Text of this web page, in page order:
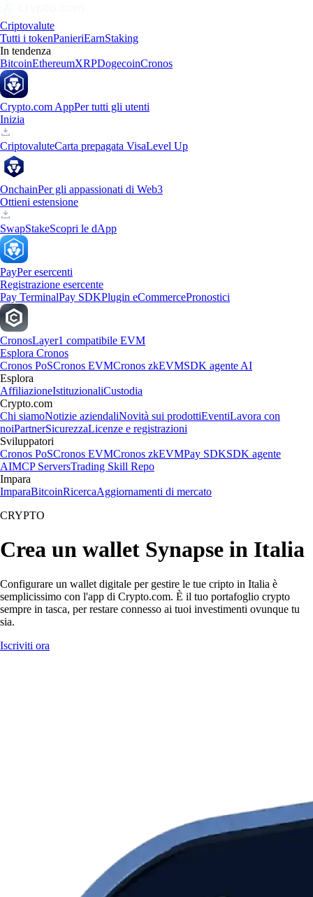
Criptovalute
Tutti i tokenPanieriEarnStaking
In tendenza
BitcoinEthereumXRPDogecoinCronos
Crypto.com AppPer tutti gli utenti
Inizia
CriptovaluteCarta prepagata VisaLevel Up
OnchainPer gli appassionati di Web3
Ottieni estensione
SwapStakeScopri le dApp
PayPer esercenti
Registrazione esercente
Pay TerminalPay SDKPlugin eCommercePronostici
CronosLayer1 compatibile EVM
Esplora Cronos
Cronos PoSCronos EVMCronos zkEVMSDK agente AI
Esplora
AffiliazioneIstituzionaliCustodia
Crypto.com
Chi siamoNotizie aziendaliNovità sui prodottiEventiLavora con
noiPartnerSicurezzaLicenze e registrazioni
Sviluppatori
Cronos PoSCronos EVMCronos zkEVMPay SDKSDK agente
AIMCP ServersTrading Skill Repo
Impara
ImparaBitcoinRicercaAggiornamenti di mercato
CRYPTO
Crea un wallet Synapse in Italia
Configurare un wallet digitale per gestire le tue cripto in Italia è
semplicissimo con l'app di Crypto.com. È il tuo portafoglio crypto
sempre in tasca, per restare connesso ai tuoi investimenti ovunque tu
sia.
Iscriviti ora